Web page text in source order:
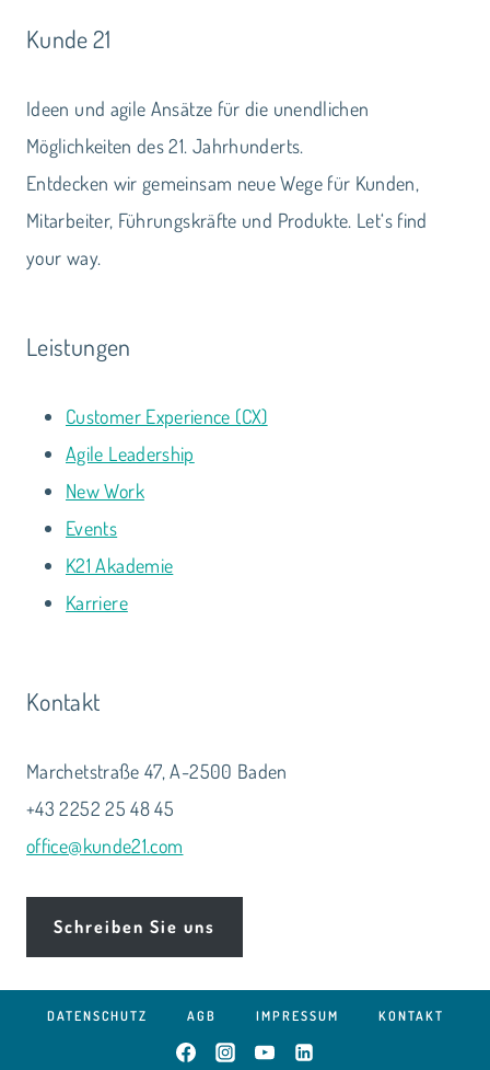
Kunde 21
Ideen und agile Ansätze für die unendlichen
Möglichkeiten des 21. Jahrhunderts.
Entdecken wir gemeinsam neue Wege für Kunden,
Mitarbeiter, Führungskräfte und Produkte. Let‘s find
your way.
Leistungen
Customer Experience (CX)
Agile Leadership
New Work
Events
K21 Akademie
Karriere
Kontakt
Marchetstraße 47, A-2500 Baden
+43 2252 25 48 45
office@kunde21.com
Schreiben Sie uns
DATENSCHUTZ AGB IMPRESSUM KONTAKT